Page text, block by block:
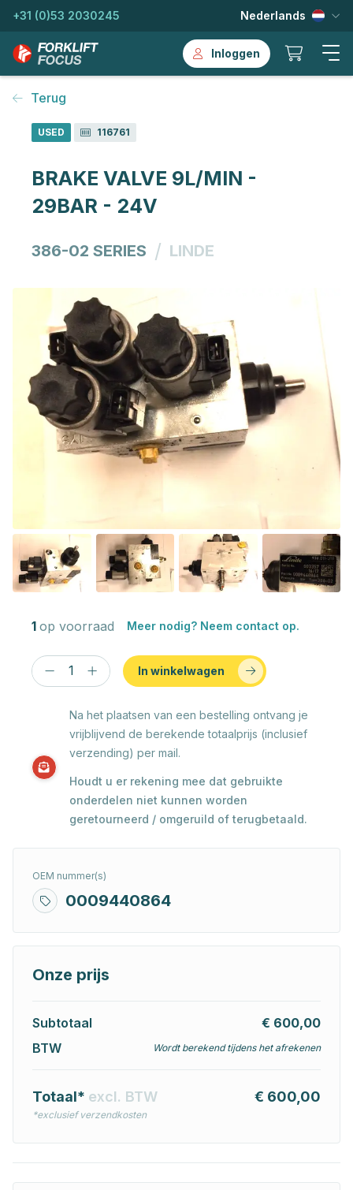
+31 (0)53 2030245 Nederlands
Inloggen
Terug
USED 116761
BRAKE VALVE 9L/MIN -
29BAR - 24V
386-02 SERIES / LINDE
1 op voorraad Meer nodig? Neem contact op.
In winkelwagen
Na het plaatsen van een bestelling ontvang je
vrijblijvend de berekende totaalprijs (inclusief
verzending) per mail.
Houdt u er rekening mee dat gebruikte
onderdelen niet kunnen worden
geretourneerd / omgeruild of terugbetaald.
OEM nummer(s)
0009440864
Onze prijs
Subtotaal
€ 600,00
BTW
Wordt berekend tijdens het afrekenen
Totaal* excl. BTW
*exclusief verzendkosten
€ 600,00